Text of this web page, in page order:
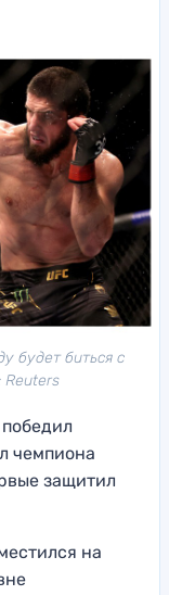
будет биться с
Reuters
чемпиона
защитил
на